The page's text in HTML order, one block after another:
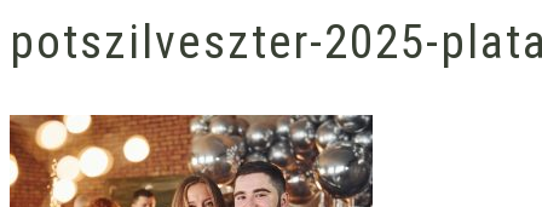
potszilveszter-2025-